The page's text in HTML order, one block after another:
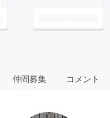
仲間募集 コメント